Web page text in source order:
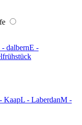
dalbernE -
KaapL - LaberdanM -